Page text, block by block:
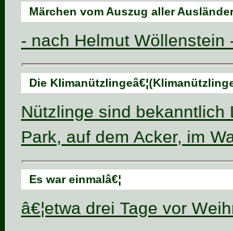
Märchen vom Auszug aller Ausländer
- nach Helmut Wöllenstein
Die
Nützlinge sind bekanntlich
Park, auf dem Acker, im
Es war einmalâ€¦
â€¦etwa drei Tage vor